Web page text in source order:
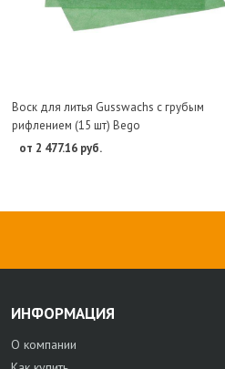
Воск для литья Gusswachs с грубым
рифлением (15 шт) Bego
от 2 477.16 руб.
ИНФОРМАЦИЯ
О компании